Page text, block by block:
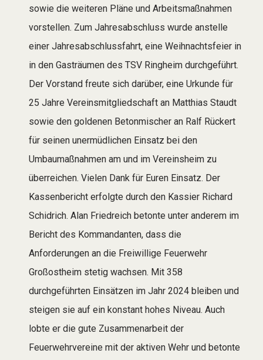
sowie die weiteren Pläne und Arbeitsmaßnahmen
vorstellen. Zum Jahresabschluss wurde anstelle
einer Jahresabschlussfahrt, eine Weihnachtsfeier in
in den Gasträumen des TSV Ringheim durchgeführt.
Der Vorstand freute sich darüber, eine Urkunde für
25 Jahre Vereinsmitgliedschaft an Matthias Staudt
sowie den goldenen Betonmischer an Ralf Rückert
für seinen unermüdlichen Einsatz bei den
Umbaumaßnahmen am und im Vereinsheim zu
überreichen. Vielen Dank für Euren Einsatz. Der
Kassenbericht erfolgte durch den Kassier Richard
Schidrich. Alan Friedreich betonte unter anderem im
Bericht des Kommandanten, dass die
Anforderungen an die Freiwillige Feuerwehr
Großostheim stetig wachsen. Mit 358
durchgeführten Einsätzen im Jahr 2024 bleiben und
steigen sie auf ein konstant hohes Niveau. Auch
lobte er die gute Zusammenarbeit der
Feuerwehrvereine mit der aktiven Wehr und betonte